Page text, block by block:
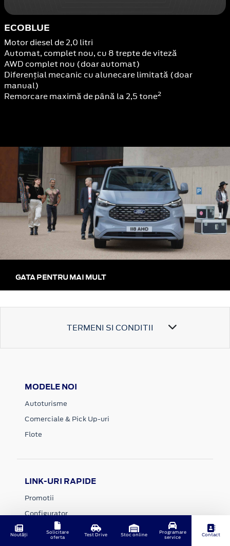
ECOBLUE
Motor diesel de 2,0 litri
Automat, complet nou, cu 8 trepte de viteză
AWD complet nou (doar automat)
Diferențial mecanic cu alunecare limitată (doar
manual)
Remorcare maximă de până la 2,5 tone2
GATA PENTRU MAI MULT
TERMENI SI CONDITII
MODELE NOI
Autoturisme
Comerciale & Pick Up-uri
Flote
LINK-URI RAPIDE
Promotii
Configurator
Noutăți
Solicitare
oferta
Test Drive Stoc online
Programare
service
Contact